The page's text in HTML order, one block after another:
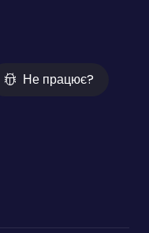
Не працює?